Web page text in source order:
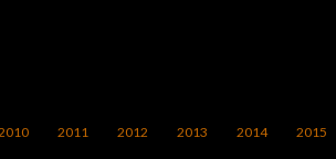
2011 2012 2013 2014 2015